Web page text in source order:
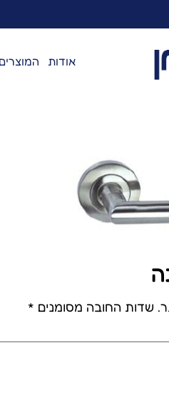
אודות
שדות החובה מסומנים *